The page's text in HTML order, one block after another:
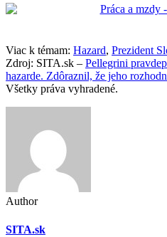
Viac k témam: Hazard, Prezident
Zdroj: SITA.sk – Pellegrini
hazarde. Zdôraznil, že jeho
Všetky práva vyhradené.
Author
SITA.sk